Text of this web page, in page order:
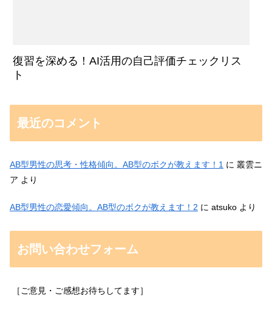
復習を深める！AI活用の自己評価チェックリス
ト
最近のコメント
AB型男性の思考・性格傾向。AB型のボクが教えます！1 に 叢雲ニ
ア より
AB型男性の恋愛傾向。AB型のボクが教えます！2 に atsuko より
お問い合わせフォーム
［ご意見・ご感想お待ちしてます］